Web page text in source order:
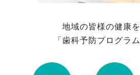
地域の皆様の健康を
「歯科予防プログラ